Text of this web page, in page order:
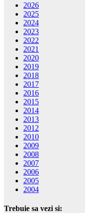
2026
2025
2024
2023
2022
2021
2020
2019
2018
2017
2016
2015
2014
2013
2012
2010
2009
2008
2007
2006
2005
2004
Trebuie sa vezi si: